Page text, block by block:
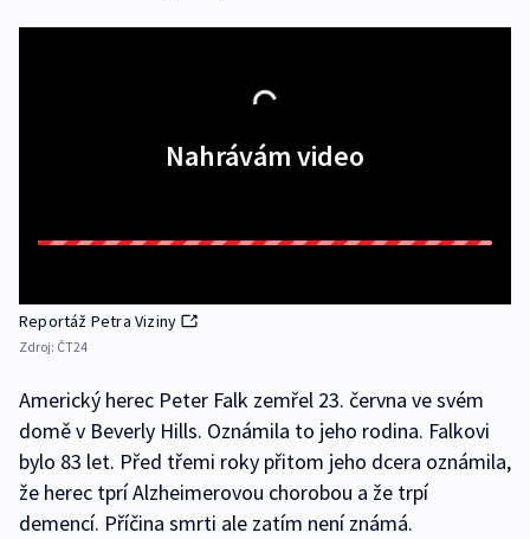
Nahrávám video
Reportáž Petra Viziny
Zdroj: ČT24
Americký herec Peter Falk zemřel 23. června ve svém
domě v Beverly Hills. Oznámila to jeho rodina. Falkovi
bylo 83 let. Před třemi roky přitom jeho dcera oznámila,
že herec tprí Alzheimerovou chorobou a že trpí
demencí. Příčina smrti ale zatím není známá.